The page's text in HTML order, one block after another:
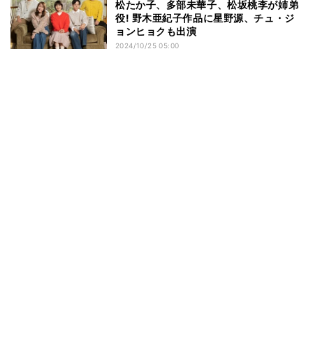
松たか子、多部未華子、松坂桃李が姉弟
役! 野木亜紀子作品に星野源、チュ・ジ
ョンヒョクも出演
2024/10/25 05:00